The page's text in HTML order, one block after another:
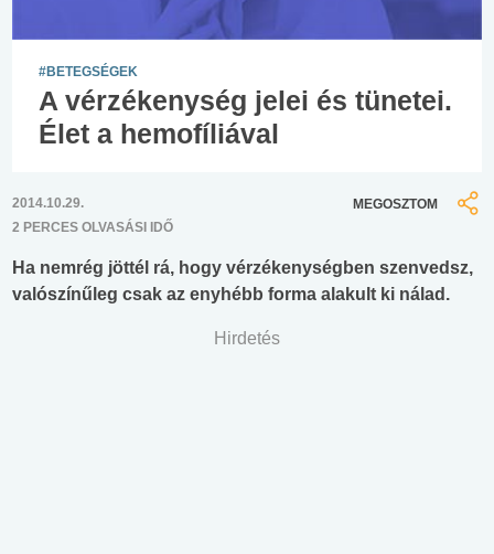
#BETEGSÉGEK
A vérzékenység jelei és tünetei.
Élet a hemofíliával
2014.10.29.
2 PERCES OLVASÁSI IDŐ
MEGOSZTOM
Ha nemrég jöttél rá, hogy vérzékenységben szenvedsz,
valószínűleg csak az enyhébb forma alakult ki nálad.
Hirdetés